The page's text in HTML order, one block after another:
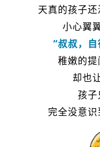
天真的孩子
小心翼
“叔叔，
稚嫩的
却也
孩子
完全没意